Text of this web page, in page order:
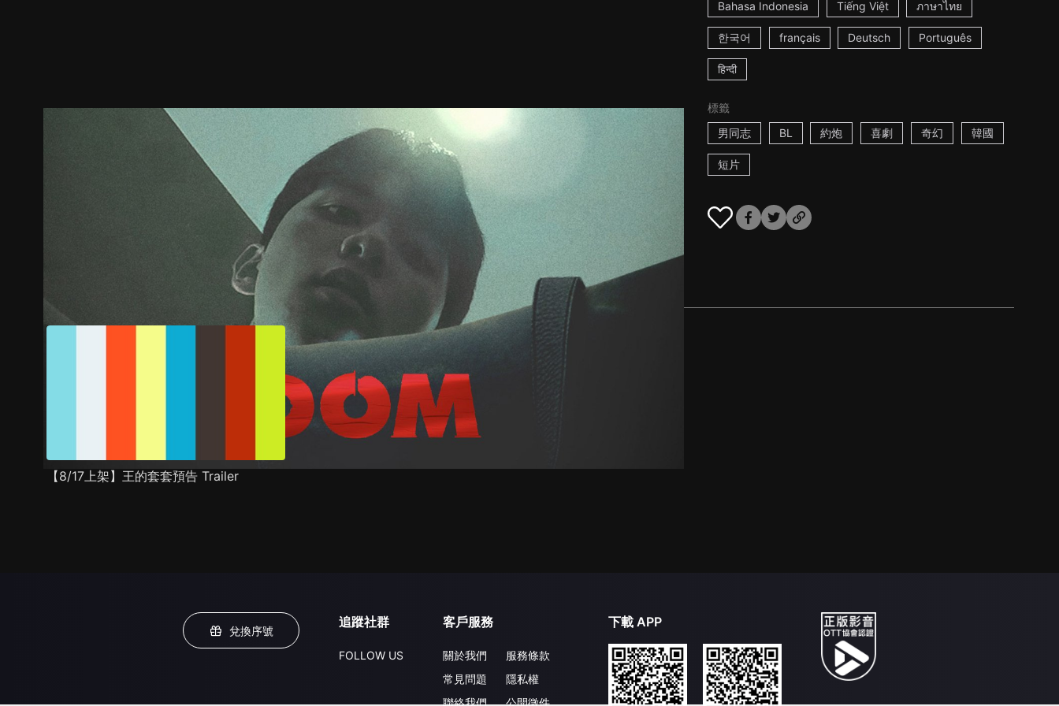
Bahasa Indonesia Tiếng Việt ภาษาไทย
한국어 français Deutsch Português
हिन्दी
標籤
男同志
BL 約炮 喜劇 奇幻 韓國
短片
劇情介紹
【8/17上架】王的套套預告 Trailer
兌換序號
追蹤社群
FOLLOW US
客戶服務
關於我們
常見問題
聯絡我們
服務條款
隱私權
公開徵件
下載 APP